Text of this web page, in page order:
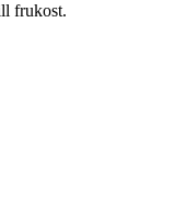
frukost.